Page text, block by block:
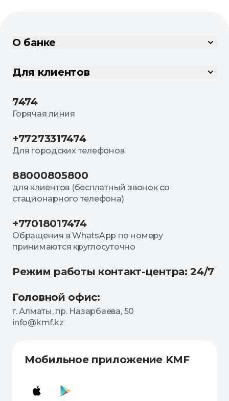
О банке
Для клиентов
7474
Горячая линия
+77273317474
Для городских телефонов
88000805800
для клиентов (бесплатный звонок со
стационарного телефона)
+77018017474
Обращения в WhatsApp по номеру
принимаются круглосуточно
Режим работы контакт-центра: 24/7
Головной офис:
г. Алматы, пр. Назарбаева, 50
info@kmf.kz
Мобильное приложение KMF